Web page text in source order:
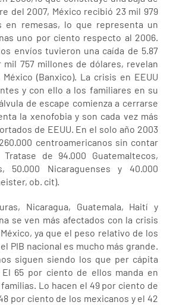
del 2007, México recibió 23 mil 979
en remesas, lo que representa un
uno por ciento respecto al 2006.
envíos tuvieron una caída de 5.87
757 millones de dólares, revelan
(Banxico). La crisis en EEUU
y con ello a los familiares en su
de escape comienza a cerrarse
la xenofobia y son cada vez más
de EEUU. En el solo año 2003
centroamericanos sin contar
de 94.000 Guatemaltecos,
50.000 Nicaraguenses y 40.000
ob. cit).
Nicaragua, Guatemala, Haití y
se ven más afectados con la crisis
ya que el peso relativo de los
PIB nacional es mucho más grande.
siguen siendo los que per cápita
65 por ciento de ellos manda en
Lo hacen el 49 por ciento de
por ciento de los mexicanos y el 42